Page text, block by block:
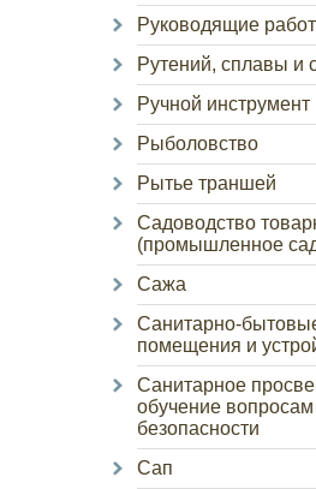
Руководящие
Рутений, сплавы и
Ручной инструмент
Рыболовство
Рытье траншей
Садоводство
(промышленное
Сажа
Санитарно-
помещения и
Санитарное
обучение вопросам
безопасности
Сап